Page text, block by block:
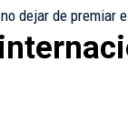
dejar de premiar